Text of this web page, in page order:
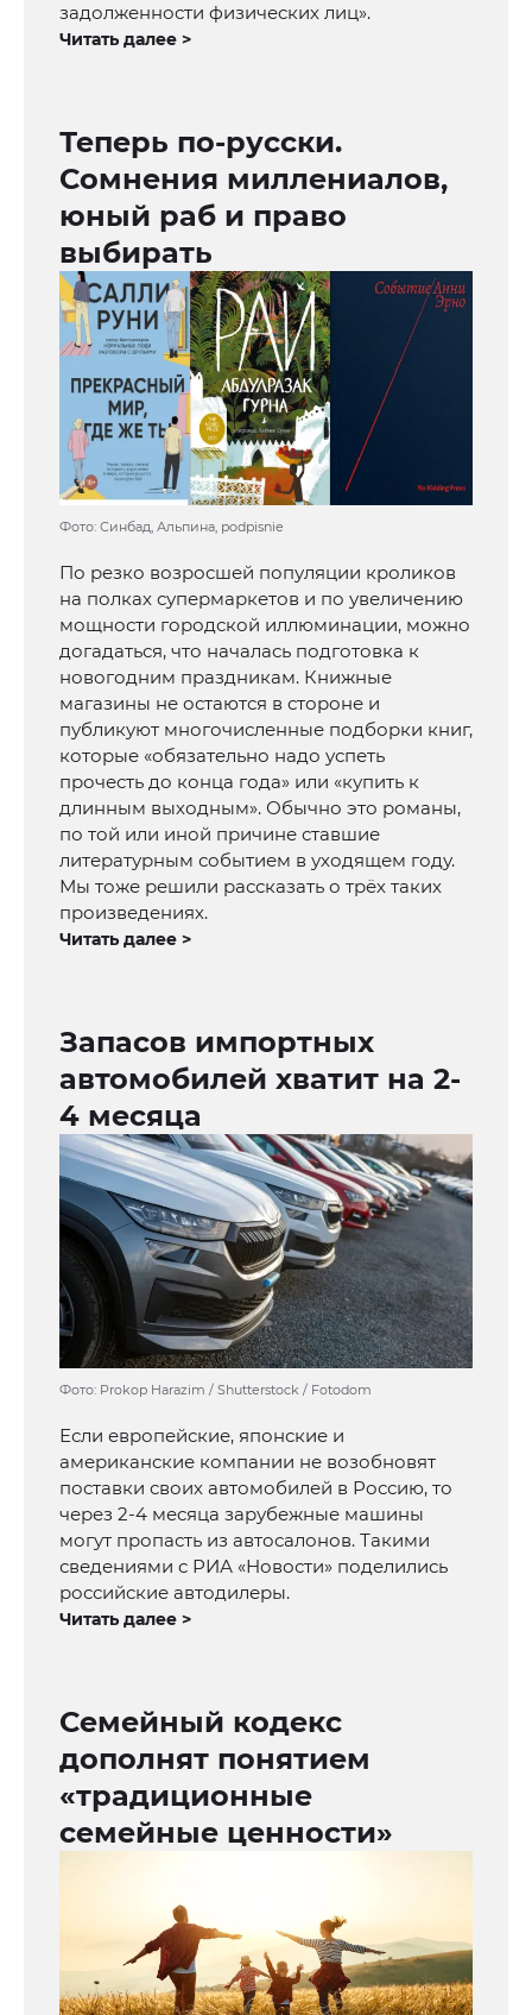
задолженности физических лиц».
Читать далее >
Теперь по-русски.
Сомнения миллениалов,
юный раб и право
выбирать
Фото: Синбад, Альпина, podpisnie
По резко возросшей популяции кроликов
на полках супермаркетов и по увеличению
мощности городской иллюминации, можно
догадаться, что началась подготовка к
новогодним праздникам. Книжные
магазины не остаются в стороне и
публикуют многочисленные подборки книг,
которые «обязательно надо успеть
прочесть до конца года» или «купить к
длинным выходным». Обычно это романы,
по той или иной причине ставшие
литературным событием в уходящем году.
Мы тоже решили рассказать о трёх таких
произведениях.
Читать далее >
Запасов импортных
автомобилей хватит на 2-
4 месяца
Фото: Prokop Harazim / Shutterstock / Fotodom
Если европейские, японские и
американские компании не возобновят
поставки своих автомобилей в Россию, то
через 2-4 месяца зарубежные машины
могут пропасть из автосалонов. Такими
сведениями с РИА «Новости» поделились
российские автодилеры.
Читать далее >
Семейный кодекс
дополнят понятием
«традиционные
семейные ценности»